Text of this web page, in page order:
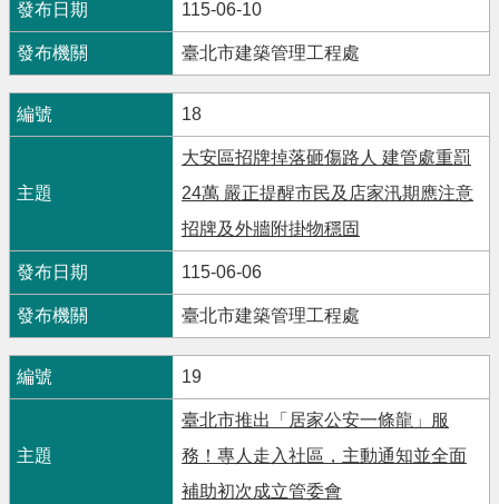
115-06-10
臺北市建築管理工程處
18
大安區招牌掉落砸傷路人 建管處重罰
24萬 嚴正提醒市民及店家汛期應注意
招牌及外牆附掛物穩固
115-06-06
臺北市建築管理工程處
19
臺北市推出「居家公安一條龍」服
務！專人走入社區，主動通知並全面
補助初次成立管委會